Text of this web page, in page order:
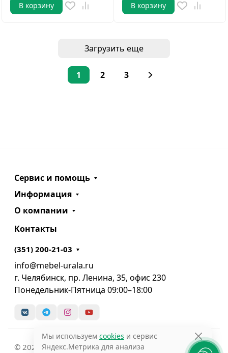
В корзину В корзину
Загрузить еще
1 2 3
Сервис и помощь
Информация
О компании
Контакты
(351) 200-21-03
info@mebel-urala.ru
г. Челябинск, пр. Ленина, 35, офис 230
Понедельник-Пятница 09:00–18:00
© 2025 Интернет-магазин Мебель Урала
Мы используем cookies и сервис
Яндекс.Метрика для анализа